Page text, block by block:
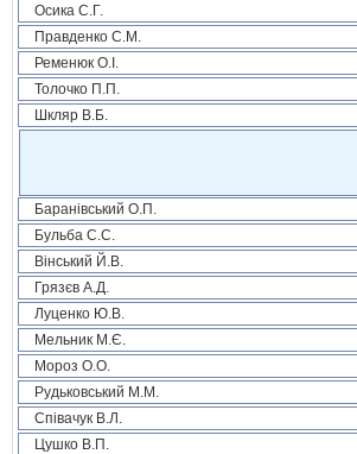
Осика С.Г.
Правденко С.М.
Ременюк О.І.
Толочко П.П.
Шкляр В.Б.
Баранівський О.П.
Бульба С.С.
Вінський Й.В.
Грязєв А.Д.
Луценко Ю.В.
Мельник М.Є.
Мороз О.О.
Рудьковський М.М.
Співачук В.Л.
Цушко В.П.